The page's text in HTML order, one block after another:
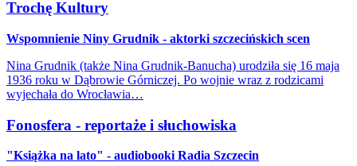
Trochę Kultury
Wspomnienie Niny Grudnik - aktorki szczecińskich scen
Nina Grudnik (także Nina Grudnik-Banucha) urodziła się 16 maja
1936 roku w Dąbrowie Górniczej. Po wojnie wraz z rodzicami
wyjechała do Wrocławia…
Fonosfera - reportaże i słuchowiska
"Książka na lato" - audiobooki Radia Szczecin